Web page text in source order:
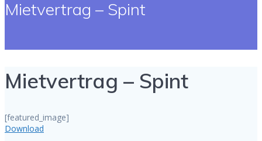
Mietvertrag – Spint
Mietvertrag – Spint
[featured_image]
Download